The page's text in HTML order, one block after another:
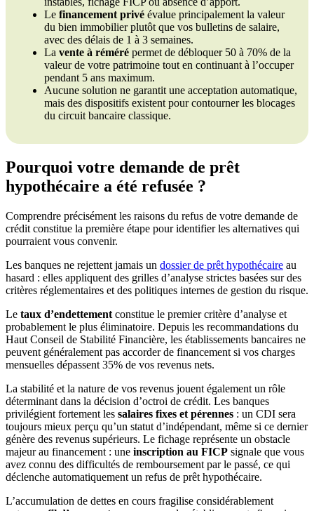
Le financement privé évalue principalement la valeur
du bien immobilier plutôt que vos bulletins de salaire,
avec des délais de 1 à 3 semaines.
La vente à réméré permet de débloquer 50 à 70% de la
valeur de votre patrimoine tout en continuant à l’occuper
pendant 5 ans maximum.
Aucune solution ne garantit une acceptation automatique,
mais des dispositifs existent pour contourner les blocages
du circuit bancaire classique.
Pourquoi votre demande de prêt
hypothécaire a été refusée ?
Comprendre précisément les raisons du refus de votre demande de
crédit constitue la première étape pour identifier les alternatives qui
pourraient vous convenir.
Les banques ne rejettent jamais un dossier de prêt hypothécaire au
hasard : elles appliquent des grilles d’analyse strictes basées sur des
critères réglementaires et des politiques internes de gestion du risque.
Le taux d’endettement constitue le premier critère d’analyse et
probablement le plus éliminatoire. Depuis les recommandations du
Haut Conseil de Stabilité Financière, les établissements bancaires ne
peuvent généralement pas accorder de financement si vos charges
mensuelles dépassent 35% de vos revenus nets.
La stabilité et la nature de vos revenus jouent également un rôle
déterminant dans la décision d’octroi de crédit. Les banques
privilégient fortement les salaires fixes et pérennes : un CDI sera
toujours mieux perçu qu’un statut d’indépendant, même si ce dernier
génère des revenus supérieurs. Le fichage représente un obstacle
majeur au financement : une inscription au FICP signale que vous
avez connu des difficultés de remboursement par le passé, ce qui
déclenche automatiquement un refus de prêt hypothécaire.
L’accumulation de dettes en cours fragilise considérablement